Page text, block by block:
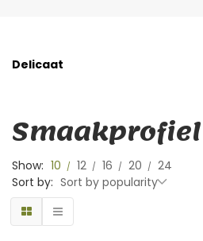
Delicaat
Smaakprofiel
Show: 10 12 16 20
24
Sort by: Sort by popularity